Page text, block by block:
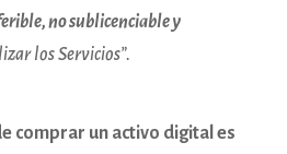
no sublicenciable y
los Servicios”.
comprar un activo digital es